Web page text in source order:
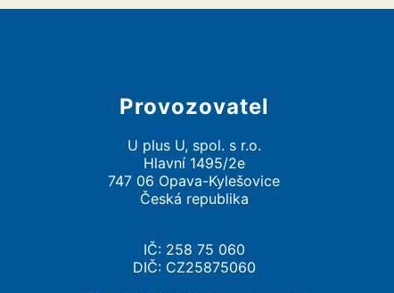
Provozovatel
U plus U, spol. s r.o.
Hlavní 1495/2e
747 06 Opava-Kylešovice
Česká republika
IČ: 258 75 060
DIČ: CZ25875060